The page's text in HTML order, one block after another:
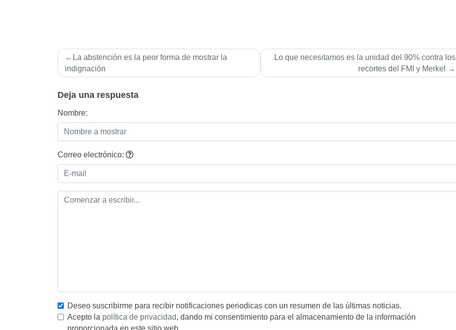
Navegación
de
La abstención es la peor forma de mostrar la
indignación
Lo que necesitamos es la unidad del 90% contra los
recortes del FMI y Merkel
Deja una respuesta
Nombre:
Correo electrónico:
Deseo suscribirme para recibir notificaciones periodicas con un resumen de las últimas noticias.
Acepto la política de privacidad, dando mi consentimiento para el almacenamiento de la información